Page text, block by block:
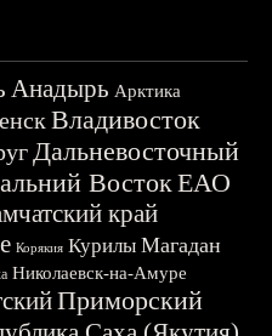
Анадырь Арктика
Владивосток
Дальневосточный
ВостокЕАО
край
Корякия Курилы Магадан
Николаевск-на-Амуре
Приморский